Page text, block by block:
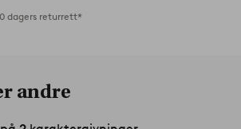
dagers returrett*
andre